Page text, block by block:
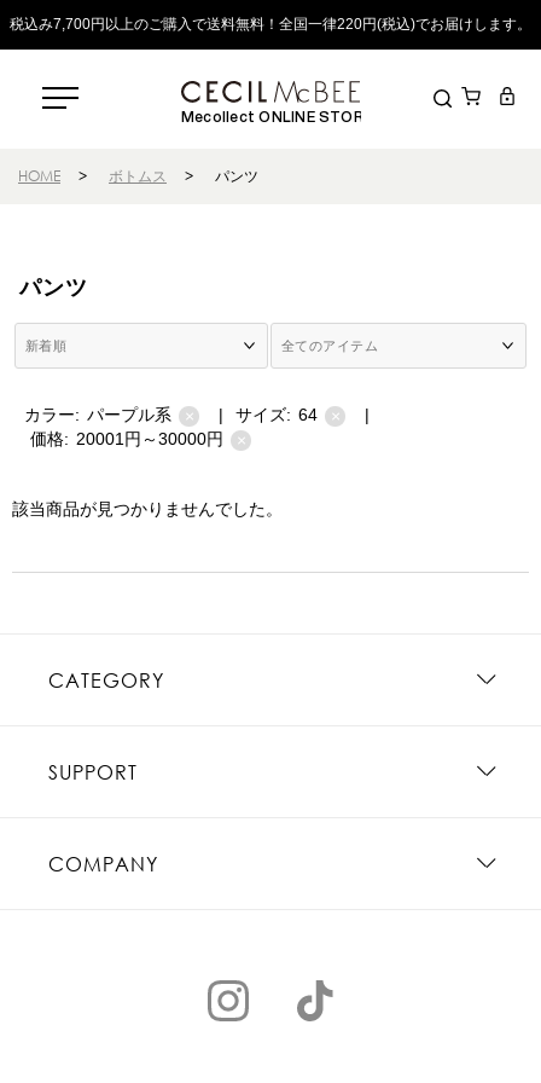
税込み7,700円以上のご購入で送料無料！全国一律220円(税込)でお届けします。
Mecollect ONLINE STORE
HOME > ボトムス > パンツ
パンツ
カラー: パープル系 × | サイズ: 64 ×
|
価格: 20001円～30000円 ×
該当商品が見つかりませんでした。
CATEGORY
SUPPORT
COMPANY